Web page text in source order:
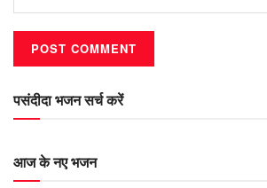
पसंदीदा भजन सर्च करें
आज के नए भजन